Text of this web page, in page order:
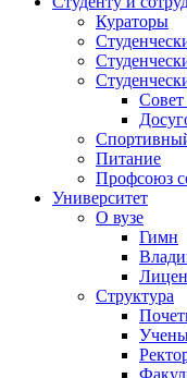
Кураторы
Совет
Питание
Профсоюз
Университет
О вузе
Гимн
Структура